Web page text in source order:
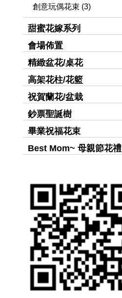
創意玩偶花束 (3)
甜蜜花嫁系列
會場佈置
精緻盆花/桌花
高架花柱/花籃
祝賀蘭花/盆栽
鈔票聖誕樹
畢業祝福花束
Best Mom~ 母親節花禮